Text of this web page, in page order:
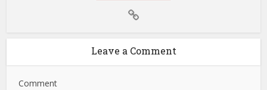
Leave a Comment
Comment